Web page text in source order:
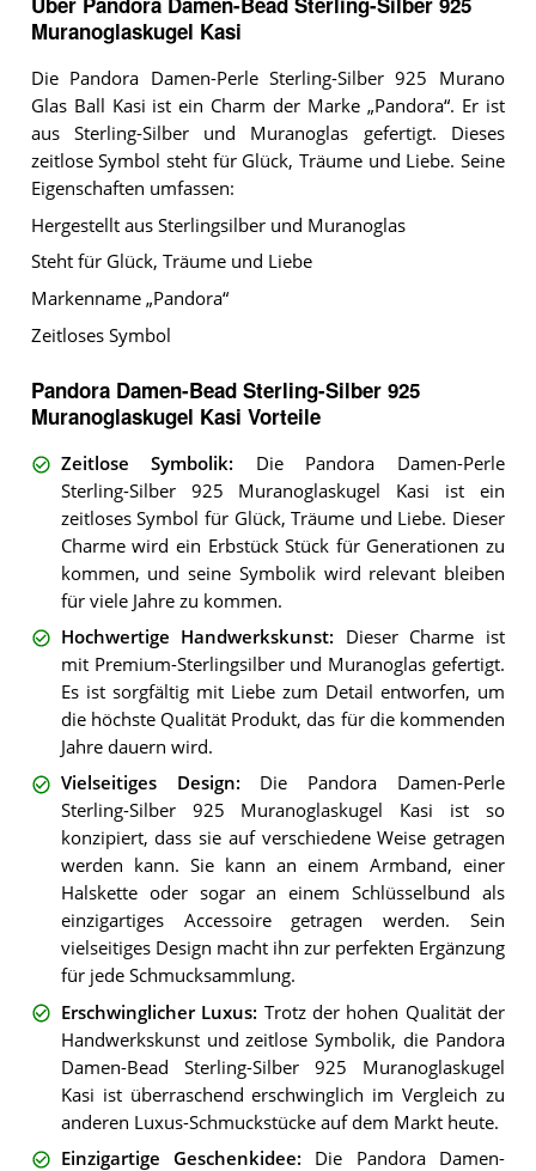
Muranoglaskugel Kasi
Die Pandora Damen-Perle Sterling-Silber 925 Murano
Glas Ball Kasi ist ein Charm der Marke „Pandora“. Er ist
aus Sterling-Silber und Muranoglas gefertigt. Dieses
zeitlose Symbol steht für Glück, Träume und Liebe. Seine
Eigenschaften umfassen:
Hergestellt aus Sterlingsilber und Muranoglas
Steht für Glück, Träume und Liebe
Markenname „Pandora“
Zeitloses Symbol
Pandora Damen-Bead Sterling-Silber 925
Muranoglaskugel Kasi Vorteile
Zeitlose Symbolik: Die Pandora Damen-Perle
Sterling-Silber 925 Muranoglaskugel Kasi ist ein
zeitloses Symbol für Glück, Träume und Liebe. Dieser
Charme wird ein Erbstück Stück für Generationen zu
kommen, und seine Symbolik wird relevant bleiben
für viele Jahre zu kommen.
Hochwertige Handwerkskunst: Dieser Charme ist
mit Premium-Sterlingsilber und Muranoglas gefertigt.
Es ist sorgfältig mit Liebe zum Detail entworfen, um
die höchste Qualität Produkt, das für die kommenden
Jahre dauern wird.
Vielseitiges Design: Die Pandora Damen-Perle
Sterling-Silber 925 Muranoglaskugel Kasi ist so
konzipiert, dass sie auf verschiedene Weise getragen
werden kann. Sie kann an einem Armband, einer
Halskette oder sogar an einem Schlüsselbund als
einzigartiges Accessoire getragen werden. Sein
vielseitiges Design macht ihn zur perfekten Ergänzung
für jede Schmucksammlung.
Erschwinglicher Luxus: Trotz der hohen Qualität der
Handwerkskunst und zeitlose Symbolik, die Pandora
Damen-Bead Sterling-Silber 925 Muranoglaskugel
Kasi ist überraschend erschwinglich im Vergleich zu
anderen Luxus-Schmuckstücke auf dem Markt heute.
Einzigartige Geschenkidee: Die Pandora Damen-